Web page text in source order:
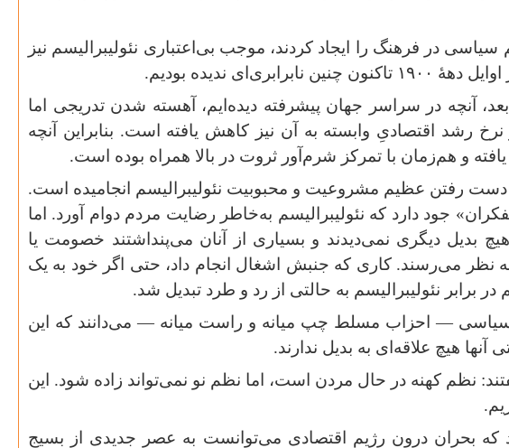
در فرهنگ را ایجاد کردند، موجب بی‌اعتباری نئولیبرالیسم نیز
دههٔ ۱۹۰۰ تاکنون چنین نابرابری‌ای ندیده بودیم.
آنچه در سراسر جهان پیشرفته دیده‌ایم، آهسته شدن تدریجی اما
رشد اقتصادیِ وابسته به آن نیز کاهش یافته است. بنابراین آنچه
و هم‌زمان با تمرکز شرم‌آور ثروت در بالا همراه بوده است.
رفتن عظیم مشروعیت و محبوبیت نئولیبرالیسم انجامیده است.
جود دارد که نئولیبرالیسم به‌خاطر رضایت مردم دوام آورد. اما
بدیل دیگری نمی‌دیدند و بسیاری از آنان می‌پنداشتند خصومت یا
می‌رسند. کاری که جنبش اشغال انجام داد، حتی اگر خود به یک
برابر نئولیبرالیسم به حالتی از رد و طرد تبدیل شد.
سیاسی — احزاب مسلط چپ میانه و راست میانه — می‌دانند که این
هیچ علاقه‌ای به بدیل ندارند.
کهنه در حال مردن است، اما نظم نو نمی‌تواند زاده شود. این
.
بحران درون رژیم اقتصادی می‌توانست به عصر جدیدی از بسیج